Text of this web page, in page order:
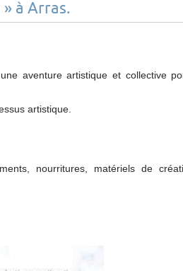
à Arras.
aventure artistique et collective
artistique.
nourritures, matériels de